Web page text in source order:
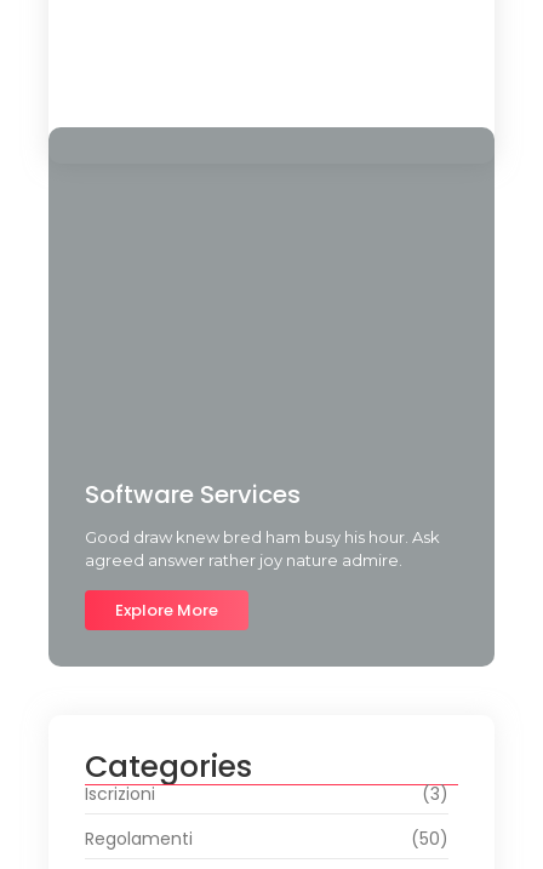
Software Services
Good draw knew bred ham busy his hour. Ask
agreed answer rather joy nature admire.
Explore More
Categories
Iscrizioni
(3)
Regolamenti
(50)